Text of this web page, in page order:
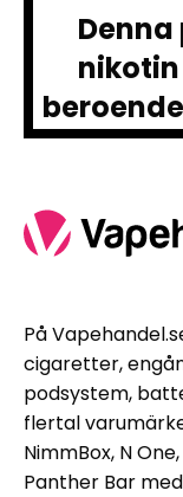
På
cigaretter,
podsystem,
flertal
NimmBox, N
Panther Bar